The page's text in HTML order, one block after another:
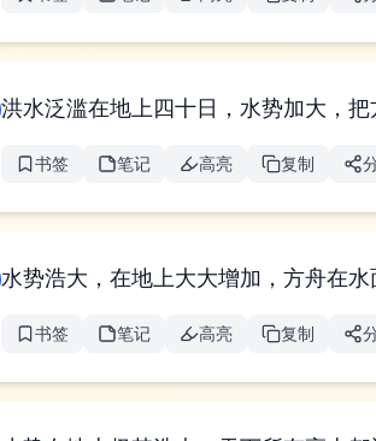
洪水泛滥在地上四十日，水势加大，把
书签 笔记 高亮 复制
水势浩大，在地上大大增加，方舟在水
书签 笔记 高亮 复制